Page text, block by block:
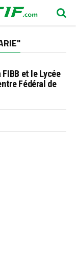
et le Lycée
Fédéral de